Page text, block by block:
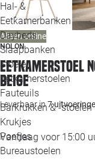
Hal- &
Eetkamerbanken
Daybeds
Slaapbanken
Stoelen
Eetkamerstoelen
Fauteuils
Barkrukken & -stoelen
Krukjes
Poefjes
Bureaustoelen
Alleen online
NOLON
Eetkamerstoel
beige
Leverbaar in7
Vandaag voor 15:00